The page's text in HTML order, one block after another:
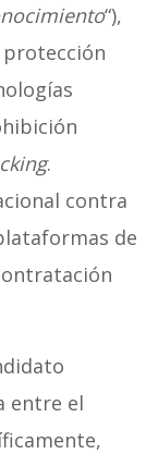
“),
.
contra
de
entre el